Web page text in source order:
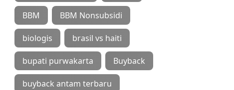
BBM BBM Nonsubsidi
biologis brasil vs haiti
bupati purwakarta Buyback
buyback antam terbaru